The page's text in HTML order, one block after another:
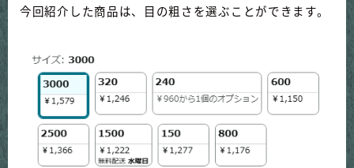
今回紹介した商品は、目の粗さを選ぶことができます。